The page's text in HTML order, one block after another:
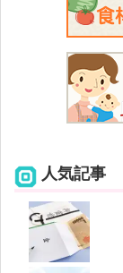
人気記事